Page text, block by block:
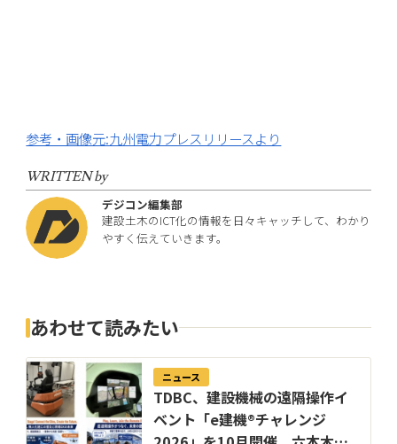
参考・画像元:九州電力プレスリリースより
WRITTEN by
デジコン編集部
建設土木のICT化の情報を日々キャッチして、わかり
やすく伝えていきます。
あわせて読みたい
ニュース
TDBC、建設機械の遠隔操作イ
ベント「e建機®チャレンジ